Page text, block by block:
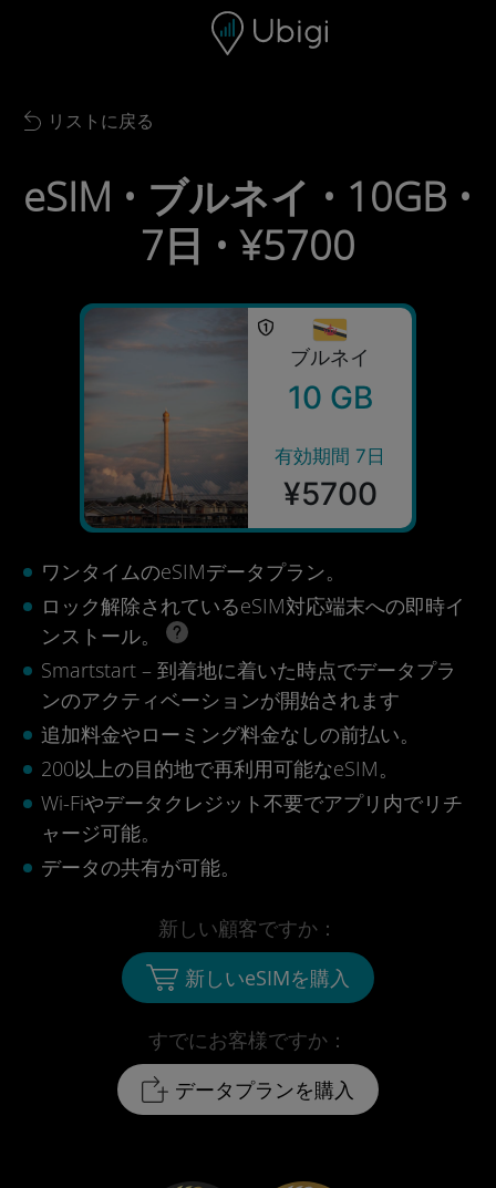
ナビゲーションバー フッター
Back to list
リストに戻る
eSIM • ブルネイ • 10GB •
7日 • ¥5700
ブルネイ
10 GB
有効期間 7日
¥5700
ワンタイムのeSIMデータプラン。
ロック解除されているeSIM対応端末への即時イ
ンストール。
Smartstart – 到着地に着いた時点でデータプラ
ンのアクティベーションが開始されます
追加料金やローミング料金なしの前払い。
200以上の目的地で再利用可能なeSIM。
Wi-Fiやデータクレジット不要でアプリ内でリチ
ャージ可能。
データの共有が可能。
すでにお客様ですか：
データプランを購入
新しい顧客ですか：
新しいeSIMを購入